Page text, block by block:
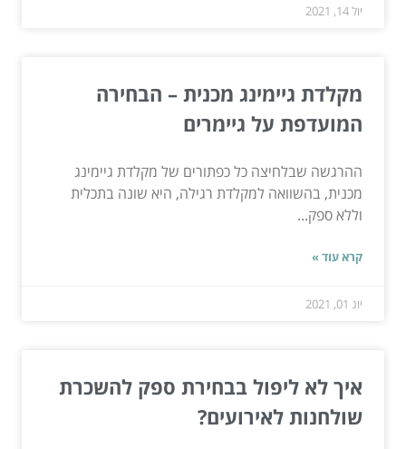
יול 14, 2021
מקלדת גיימינג מכנית – הבחירה
המועדפת על גיימרים
ההרגשה שבלחיצה כל כפתורים של מקלדת גיימינג
מכנית, בהשוואה למקלדת רגילה, היא שונה בתכלית
וללא ספק...
קרא עוד »
יונ 01, 2021
איך לא ליפול בבחירת ספק להשכרת
שולחנות לאירועים?